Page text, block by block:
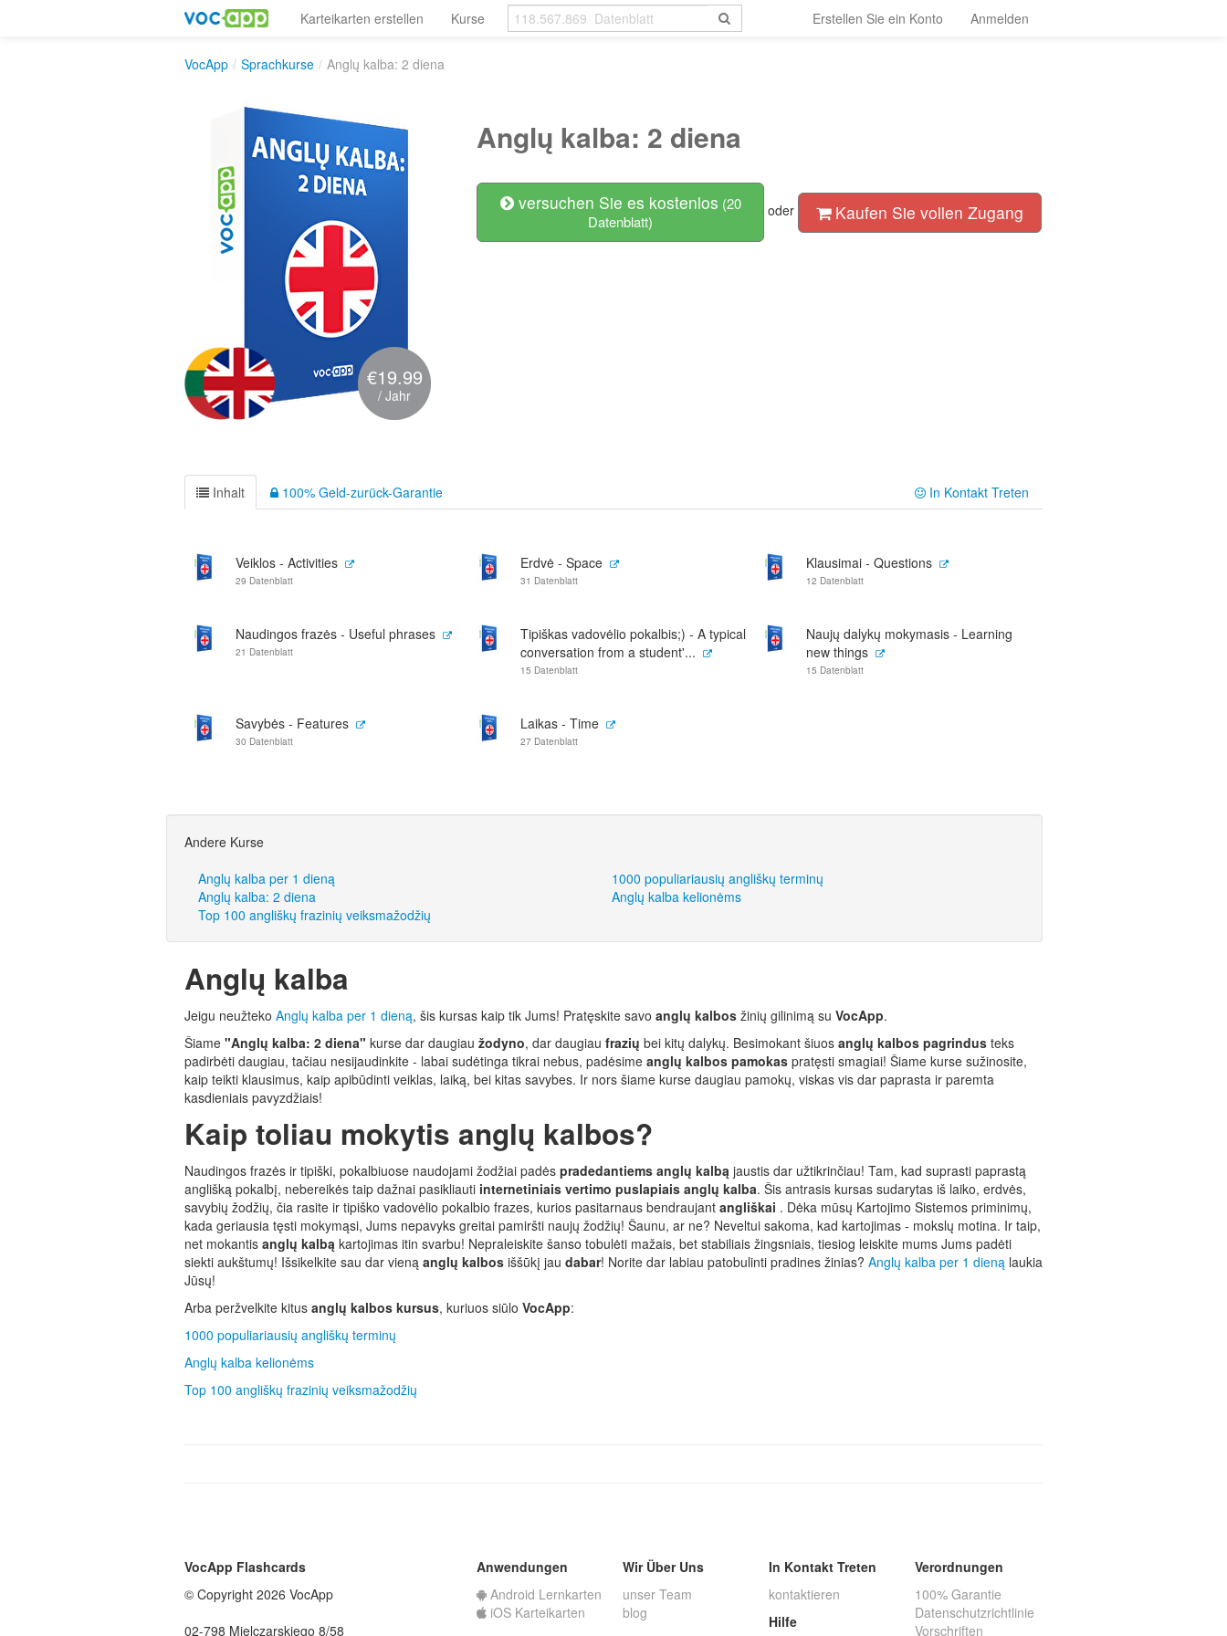
Karteikarten erstellen Kurse Erstellen Sie ein Konto Anmelden
VocApp / Sprachkurse / Anglų kalba: 2 diena
€19.99
/ Jahr
Anglų kalba: 2 diena
versuchen Sie es kostenlos (20
Datenblatt)
oder Kaufen Sie vollen Zugang
Inhalt 100% Geld-zurück-Garantie In Kontakt Treten
Veiklos - Activities
29 Datenblatt
Erdvė - Space
31 Datenblatt
Klausimai - Questions
12 Datenblatt
Naudingos frazės - Useful phrases
21 Datenblatt
Tipiškas vadovėlio pokalbis;) - A typical
conversation from a student'...
15 Datenblatt
Naujų dalykų mokymasis - Learning
new things
15 Datenblatt
Savybės - Features
30 Datenblatt
Laikas - Time
27 Datenblatt
Andere Kurse
Anglų kalba per 1 dieną
1000 populiariausių angliškų terminų
Anglų kalba: 2 diena
Anglų kalba kelionėms
Top 100 angliškų frazinių veiksmažodžių
Anglų kalba
Jeigu neužteko Anglų kalba per 1 dieną, šis kursas kaip tik Jums! Pratęskite savo anglų kalbos žinių gilinimą su VocApp.
Šiame "Anglų kalba: 2 diena" kurse dar daugiau žodyno, dar daugiau frazių bei kitų dalykų. Besimokant šiuos anglų kalbos pagrindus teks
padirbėti daugiau, tačiau nesijaudinkite - labai sudėtinga tikrai nebus, padėsime anglų kalbos pamokas pratęsti smagiai! Šiame kurse sužinosite,
kaip teikti klausimus, kaip apibūdinti veiklas, laiką, bei kitas savybes. Ir nors šiame kurse daugiau pamokų, viskas vis dar paprasta ir paremta
kasdieniais pavyzdžiais!
Kaip toliau mokytis anglų kalbos?
Naudingos frazės ir tipiški, pokalbiuose naudojami žodžiai padės pradedantiems anglų kalbą jaustis dar užtikrinčiau! Tam, kad suprasti paprastą
anglišką pokalbį, nebereikės taip dažnai pasikliauti internetiniais vertimo puslapiais anglų kalba. Šis antrasis kursas sudarytas iš laiko, erdvės,
savybių žodžių, čia rasite ir tipiško vadovėlio pokalbio frazes, kurios pasitarnaus bendraujant angliškai . Dėka mūsų Kartojimo Sistemos priminimų,
kada geriausia tęsti mokymąsi, Jums nepavyks greitai pamiršti naujų žodžių! Šaunu, ar ne? Neveltui sakoma, kad kartojimas - mokslų motina. Ir taip,
net mokantis anglų kalbą kartojimas itin svarbu! Nepraleiskite šanso tobulėti mažais, bet stabiliais žingsniais, tiesiog leiskite mums Jums padėti
siekti aukštumų! Išsikelkite sau dar vieną anglų kalbos iššūkį jau dabar! Norite dar labiau patobulinti pradines žinias? Anglų kalba per 1 dieną laukia
Jūsų!
Arba peržvelkite kitus anglų kalbos kursus, kuriuos siūlo VocApp:
1000 populiariausių angliškų terminų
Anglų kalba kelionėms
Top 100 angliškų frazinių veiksmažodžių
VocApp Flashcards
© Copyright 2026 VocApp
02-798 Mielczarskiego 8/58
Anwendungen
Android Lernkarten
iOS Karteikarten
Wir Über Uns
unser Team
blog
In Kontakt Treten
kontaktieren
Hilfe
Verordnungen
100% Garantie
Datenschutzrichtlinie
Vorschriften